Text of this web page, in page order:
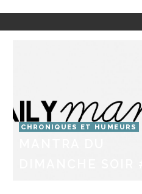
CHRONIQUES ET HUMEURS